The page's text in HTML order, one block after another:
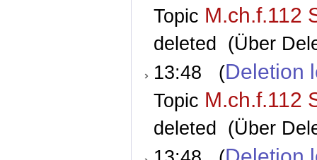
Topic M.ch.f.112
deleted (Über
13:48 (Deletion
Topic M.ch.f.112
deleted (Über